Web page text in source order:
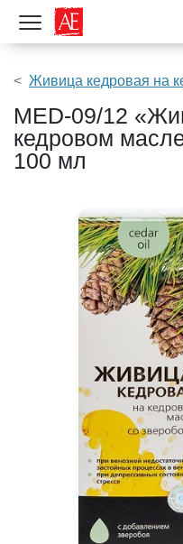
Показать меню
Живица кедровая на
MED-09/12
кедровом
100 мл